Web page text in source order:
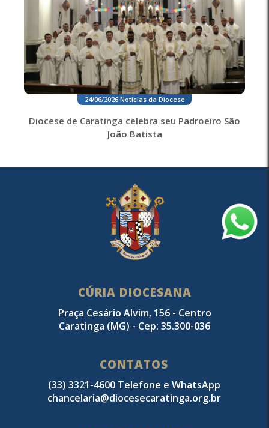
24/06/2026. Notícias da Diocese
Diocese de Caratinga celebra seu Padroeiro São
João Batista
CÚRIA DIOCESANA
Praça Cesário Alvim, 156 - Centro
Caratinga (MG) - Cep: 35.300-036
CONTATOS
(33) 3321-4600 Telefone e WhatsApp
chancelaria@diocesecaratinga.org.br